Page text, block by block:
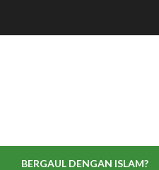
BERGAUL DENGAN ISLAM?